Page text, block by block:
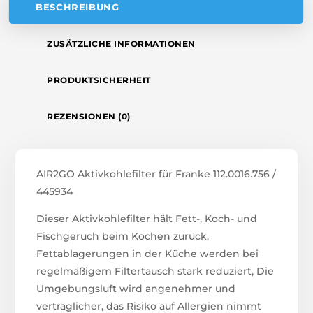
BESCHREIBUNG
ZUSÄTZLICHE INFORMATIONEN
PRODUKTSICHERHEIT
REZENSIONEN (0)
AIR2GO Aktivkohlefilter für Franke 112.0016.756 /
445934
Dieser Aktivkohlefilter hält Fett-, Koch- und
Fischgeruch beim Kochen zurück.
Fettablagerungen in der Küche werden bei
regelmäßigem Filtertausch stark reduziert, Die
Umgebungsluft wird angenehmer und
verträglicher, das Risiko auf Allergien nimmt